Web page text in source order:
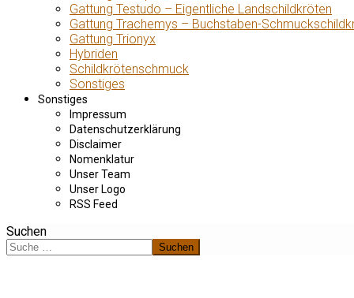
Gattung Testudo – Eigentliche Landschildkröten
Gattung Trachemys – Buchstaben-
Gattung Trionyx
Hybriden
Schildkrötenschmuck
Sonstiges
Sonstiges
Impressum
Datenschutzerklärung
Disclaimer
Nomenklatur
Unser Team
Unser Logo
RSS Feed
Suchen
Suchen